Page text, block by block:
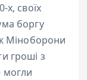
х, своїх
боргу
Міноборони
гроші з
могли